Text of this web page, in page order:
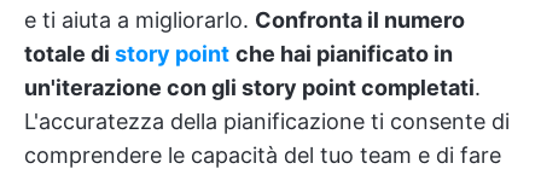
e ti aiuta a migliorarlo. Confronta il numero
totale di story point che hai pianificato in
un'iterazione con gli story point completati.
L'accuratezza della pianificazione ti consente di
comprendere le capacità del tuo team e di fare